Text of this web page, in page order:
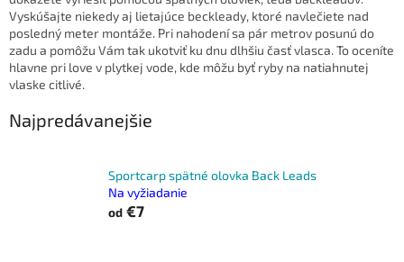
Vyskúšajte niekedy aj lietajúce beckleady, ktoré navlečiete nad
posledný meter montáže. Pri nahodení sa pár metrov posunú do
zadu a pomôžu Vám tak ukotviť ku dnu dlhšiu časť vlasca. To oceníte
hlavne pri love v plytkej vode, kde môžu byť ryby na natiahnutej
vlaske citlivé.
Najpredávanejšie
Sportcarp spätné olovka Back Leads
Na vyžiadanie
od €7